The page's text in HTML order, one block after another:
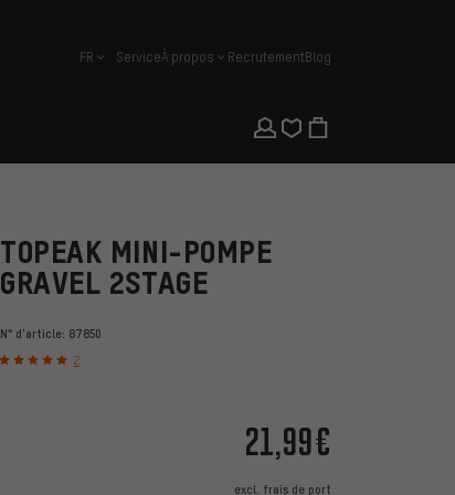
français
FR ServiceÀ propos RecrutementBlog
TOPEAK MINI-POMPE
GRAVEL 2STAGE
N° d'article: 87850
2
21,99€
excl. frais de port